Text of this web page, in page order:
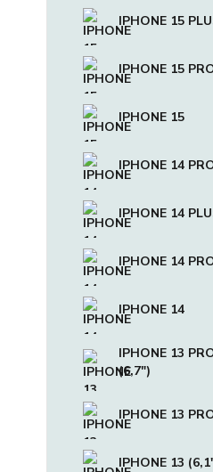
IPHONE 15
IPHONE 15
IPHONE 15
IPHONE 14
IPHONE 14
IPHONE 14
IPHONE 14
IPHONE 13
(6,7")
IPHONE 13
IPHONE 13